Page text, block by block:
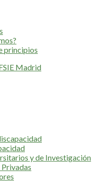
principios
Madrid
y de Investigación